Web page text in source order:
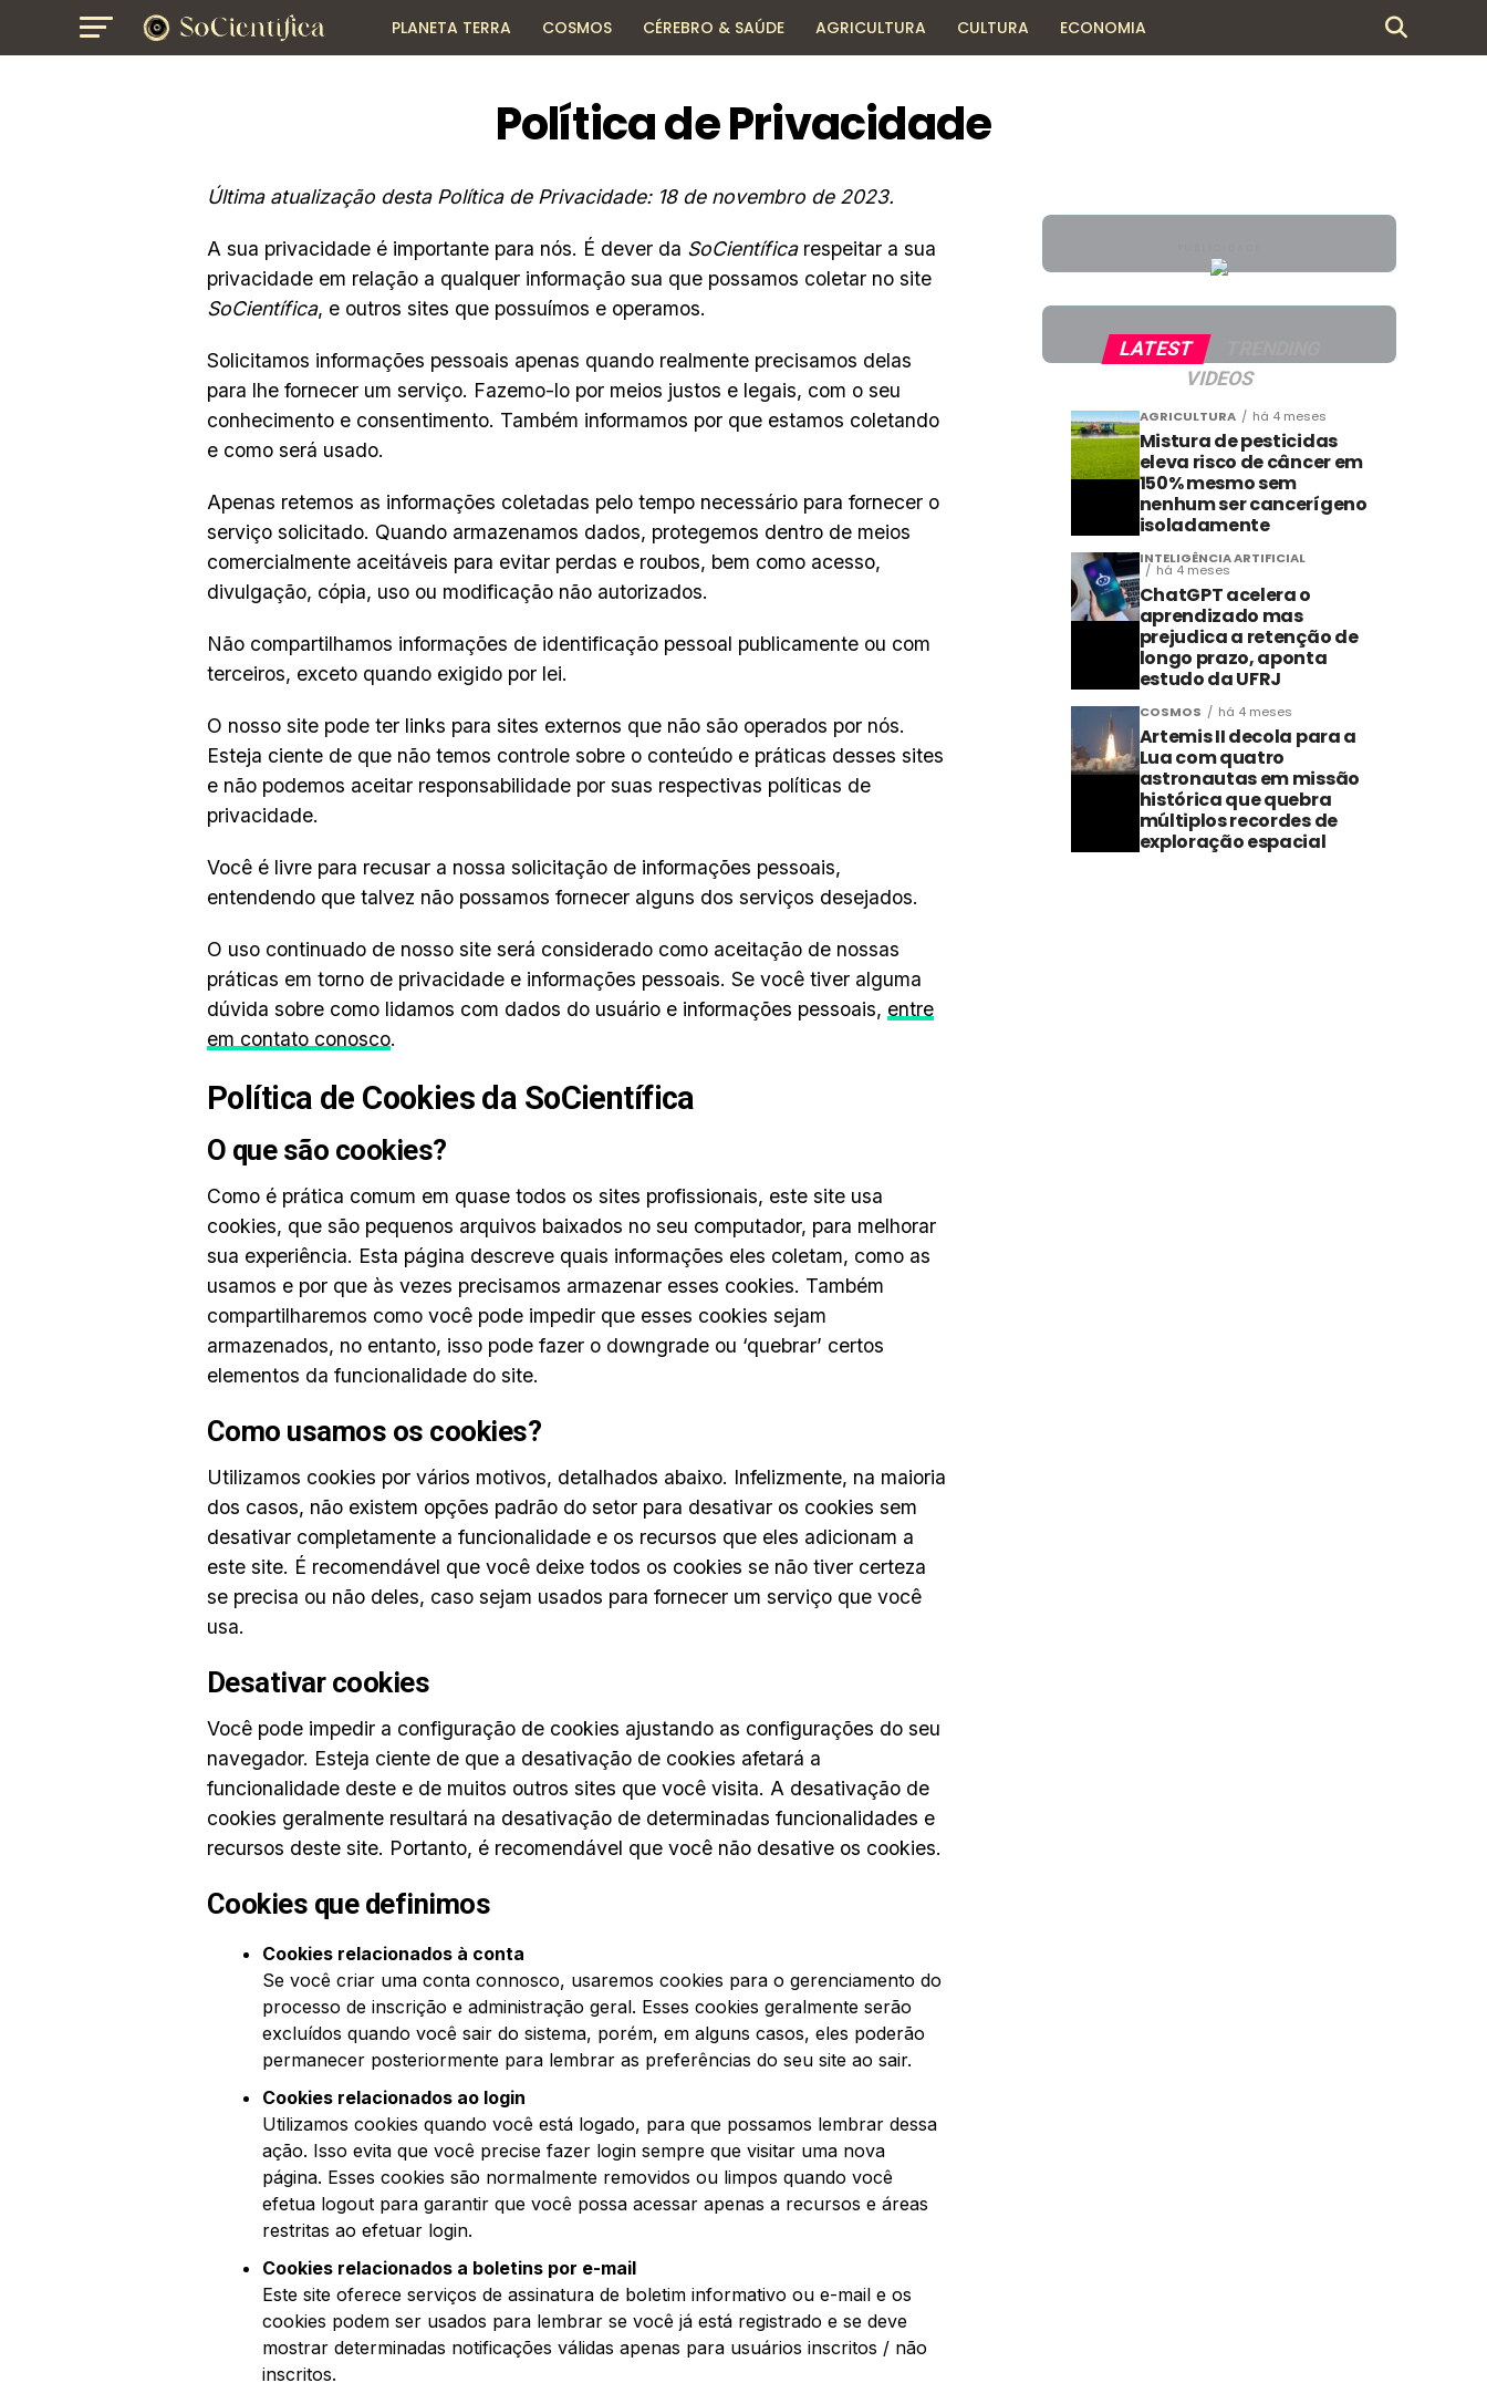
PLANETA TERRA COSMOS CÉREBRO & SAÚDE AGRICULTURA CULTURA ECONOMIA
Política de Privacidade
Última atualização desta Política de Privacidade: 18 de novembro de 2023.
A sua privacidade é importante para nós. É dever da SoCientíficarespeitar a sua
privacidade em relação a qualquer informação sua que possamos coletar no site
SoCientífica, e outros sites que possuímos e operamos.
Solicitamos informações pessoais apenas quando realmente precisamos delas
para lhe fornecer um serviço. Fazemo-lo por meios justos e legais, com o seu
conhecimento e consentimento. Também informamos por que estamos coletando
e como será usado.
Apenas retemos as informações coletadas pelo tempo necessário para fornecer o
serviço solicitado. Quando armazenamos dados, protegemos dentro de meios
comercialmente aceitáveis ​​para evitar perdas e roubos, bem como acesso,
divulgação, cópia, uso ou modificação não autorizados.
Não compartilhamos informações de identificação pessoal publicamente ou com
terceiros, exceto quando exigido por lei.
O nosso site pode ter links para sites externos que não são operados por nós.
Esteja ciente de que não temos controle sobre o conteúdo e práticas desses sites
e não podemos aceitar responsabilidade por suas respectivas políticas de
privacidade.
Você é livre para recusar a nossa solicitação de informações pessoais,
entendendo que talvez não possamos fornecer alguns dos serviços desejados.
O uso continuado de nosso site será considerado como aceitação de nossas
práticas em torno de privacidade e informações pessoais. Se você tiver alguma
dúvida sobre como lidamos com dados do usuário e informações pessoais, entre
em contato conosco.
Política de Cookies da SoCientífica
O que são cookies?
Como é prática comum em quase todos os sites profissionais, este site usa
cookies, que são pequenos arquivos baixados no seu computador, para melhorar
sua experiência. Esta página descreve quais informações eles coletam, como as
usamos e por que às vezes precisamos armazenar esses cookies. Também
compartilharemos como você pode impedir que esses cookies sejam
armazenados, no entanto, isso pode fazer o downgrade ou ‘quebrar’ certos
elementos da funcionalidade do site.
Como usamos os cookies?
Utilizamos cookies por vários motivos, detalhados abaixo. Infelizmente, na maioria
dos casos, não existem opções padrão do setor para desativar os cookies sem
desativar completamente a funcionalidade e os recursos que eles adicionam a
este site. É recomendável que você deixe todos os cookies se não tiver certeza
se precisa ou não deles, caso sejam usados ​​para fornecer um serviço que você
usa.
Desativar cookies
Você pode impedir a configuração de cookies ajustando as configurações do seu
navegador. Esteja ciente de que a desativação de cookies afetará a
funcionalidade deste e de muitos outros sites que você visita. A desativação de
cookies geralmente resultará na desativação de determinadas funcionalidades e
recursos deste site. Portanto, é recomendável que você não desative os cookies.
Cookies que definimos
Cookies relacionados à conta
Se você criar uma conta connosco, usaremos cookies para o gerenciamento do
processo de inscrição e administração geral. Esses cookies geralmente serão
excluídos quando você sair do sistema, porém, em alguns casos, eles poderão
permanecer posteriormente para lembrar as preferências do seu site ao sair.
Cookies relacionados ao login
Utilizamos cookies quando você está logado, para que possamos lembrar dessa
ação. Isso evita que você precise fazer login sempre que visitar uma nova
página. Esses cookies são normalmente removidos ou limpos quando você
efetua logout para garantir que você possa acessar apenas a recursos e áreas
restritas ao efetuar login.
Cookies relacionados a boletins por e-mail
Este site oferece serviços de assinatura de boletim informativo ou e-mail e os
cookies podem ser usados ​​para lembrar se você já está registrado e se deve
mostrar determinadas notificações válidas apenas para usuários inscritos / não
inscritos.
LATEST
VIDEOS
AGRICULTURA há 4 meses
Mistura de pesticidas
eleva risco de câncer em
150% mesmo sem
nenhum ser cancerígeno
isoladamente
INTELIGÊNCIA ARTIFICIAL
há 4 meses
ChatGPT acelera o
aprendizado mas
prejudica a retenção de
longo prazo, aponta
estudo da UFRJ
COSMOS há 4 meses
Artemis II decola para a
Lua com quatro
astronautas em missão
histórica que quebra
múltiplos recordes de
exploração espacial